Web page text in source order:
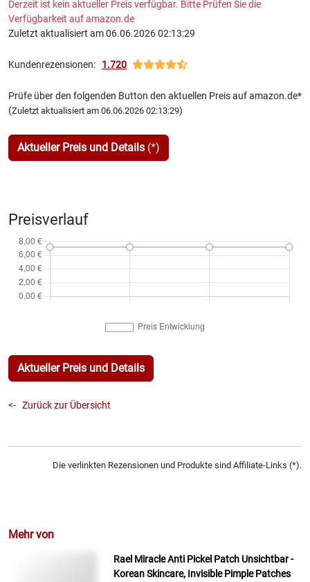
Derzeit ist kein aktueller Preis verfügbar. Bitte Prüfen Sie die
Verfügbarkeit auf amazon.de
Zuletzt aktualisiert am 06.06.2026 02:13:29
Kundenrezensionen: 1.720
Prüfe über den folgenden Button den aktuellen Preis auf amazon.de*
(Zuletzt aktualisiert am 06.06.2026 02:13:29)
Aktueller Preis und Details (*)
Preisverlauf
Aktueller Preis und Details
<- Zurück zur Übersicht
Die verlinkten Rezensionen und Produkte sind Affiliate-Links (*).
Mehr von
Rael Miracle Anti Pickel Patch Unsichtbar -
Korean Skincare, Invisible Pimple Patches